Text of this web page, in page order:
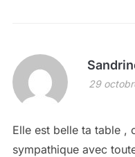
29
Elle est belle ta table ,
sympathique avec